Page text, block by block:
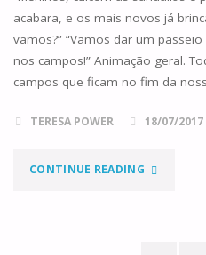
À
VIDA"
acabara, e os mais novos já
vamos?” “Vamos dar um
nos campos!” Animação geral.
campos que ficam no fim da
TERESA POWER 18/07/2017
CONTINUE READING"NÃO